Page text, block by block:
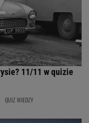
11/11 w quizie
QUIZ WIEDZY